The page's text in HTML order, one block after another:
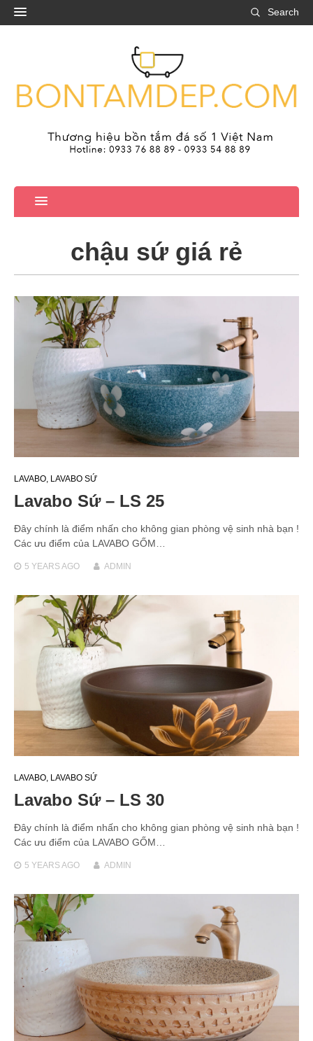
Search
chậu sứ giá rẻ
LAVABO, LAVABO SỨ
Lavabo Sứ – LS 25
Đây chính là điểm nhấn cho không gian phòng vệ sinh nhà bạn !
Các ưu điểm của LAVABO GỐM…
5 YEARSAGO ADMIN
LAVABO, LAVABO SỨ
Lavabo Sứ – LS 30
Đây chính là điểm nhấn cho không gian phòng vệ sinh nhà bạn !
Các ưu điểm của LAVABO GỐM…
5 YEARSAGO ADMIN